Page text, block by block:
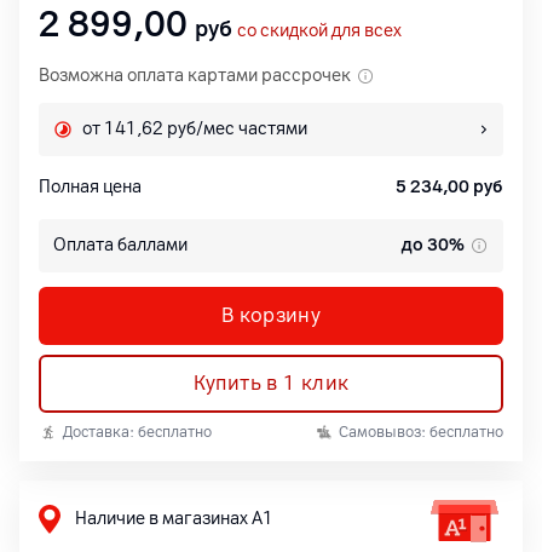
2 899,00 руб со скидкой для всех
Возможна оплата картами рассрочек
от 141,62 руб/мес частями
Полная цена 5 234,00 руб
Оплата баллами до 30%
В корзину
Купить в 1 клик
Доставка: бесплатно Самовывоз: бесплатно
Наличие в магазинах А1